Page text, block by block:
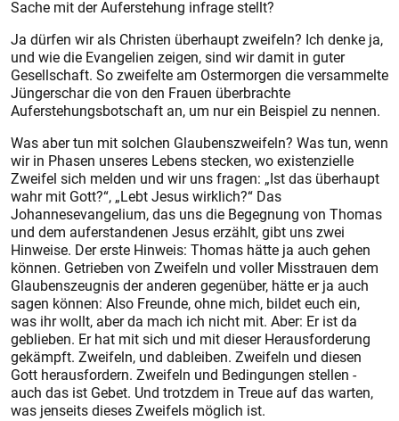
Sache mit der Auferstehung infrage stellt?
Ja dürfen wir als Christen überhaupt zweifeln? Ich denke ja,
und wie die Evangelien zeigen, sind wir damit in guter
Gesellschaft. So zweifelte am Ostermorgen die versammelte
Jüngerschar die von den Frauen überbrachte
Auferstehungsbotschaft an, um nur ein Beispiel zu nennen.
Was aber tun mit solchen Glaubenszweifeln? Was tun, wenn
wir in Phasen unseres Lebens stecken, wo existenzielle
Zweifel sich melden und wir uns fragen: „Ist das überhaupt
wahr mit Gott?“, „Lebt Jesus wirklich?“ Das
Johannesevangelium, das uns die Begegnung von Thomas
und dem auferstandenen Jesus erzählt, gibt uns zwei
Hinweise. Der erste Hinweis: Thomas hätte ja auch gehen
können. Getrieben von Zweifeln und voller Misstrauen dem
Glaubenszeugnis der anderen gegenüber, hätte er ja auch
sagen können: Also Freunde, ohne mich, bildet euch ein,
was ihr wollt, aber da mach ich nicht mit. Aber: Er ist da
geblieben. Er hat mit sich und mit dieser Herausforderung
gekämpft. Zweifeln, und dableiben. Zweifeln und diesen
Gott herausfordern. Zweifeln und Bedingungen stellen -
auch das ist Gebet. Und trotzdem in Treue auf das warten,
was jenseits dieses Zweifels möglich ist.